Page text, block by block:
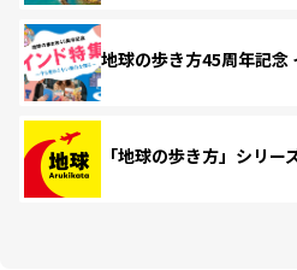
地球の歩き方45周年記念
「地球の歩き方」シリー